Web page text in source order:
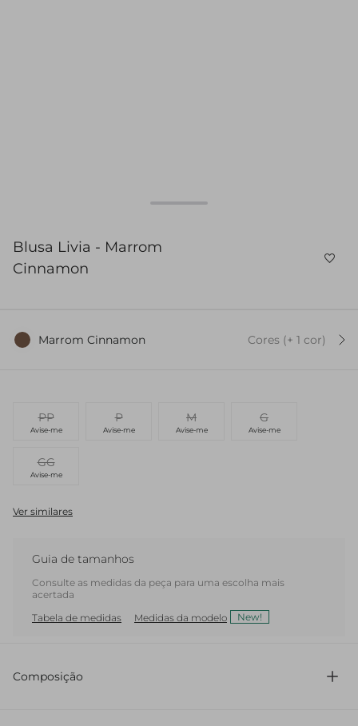
Blusa Livia - Marrom
Cinnamon
Marrom Cinnamon Cores (+ 1 cor)
PP
Avise-me
P
Avise-me
M
Avise-me
G
Avise-me
GG
Avise-me
Ver similares
Guia de tamanhos
Consulte as medidas da peça para uma escolha mais
acertada
Tabela de medidas
Medidas da modelo New!
Composição